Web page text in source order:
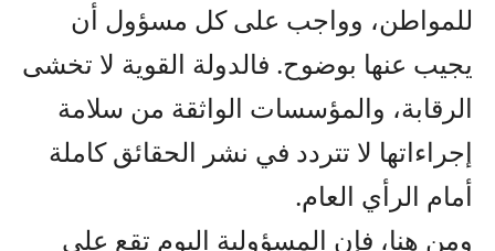
للمواطن، وواجب على كل مسؤول أن
يجيب عنها بوضوح. فالدولة القوية لا تخشى
الرقابة، والمؤسسات الواثقة من سلامة
إجراءاتها لا تتردد في نشر الحقائق كاملة
أمام الرأي العام.
ومن هنا، فإن المسؤولية اليوم تقع على